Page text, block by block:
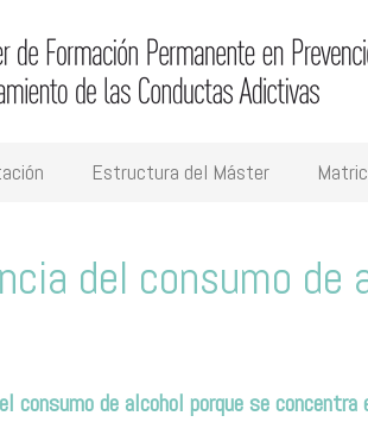
Estructura del Máster
del consumo de
consumo de alcohol porque se